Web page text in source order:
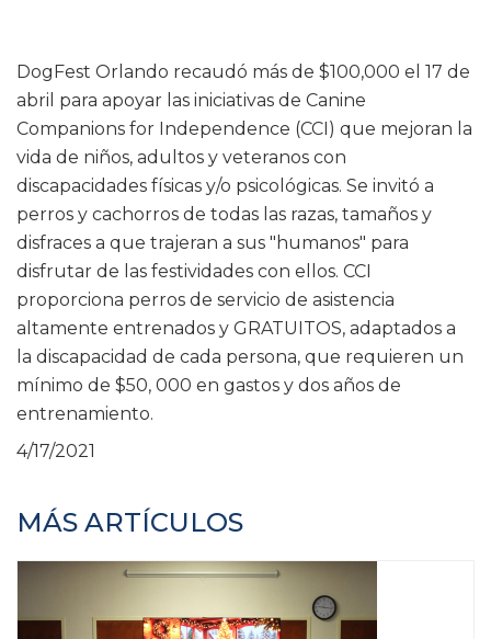
DogFest Orlando recaudó más de $100,000 el 17 de
abril para apoyar las iniciativas de Canine
Companions for Independence (CCI) que mejoran la
vida de niños, adultos y veteranos con
discapacidades físicas y/o psicológicas. Se invitó a
perros y cachorros de todas las razas, tamaños y
disfraces a que trajeran a sus "humanos" para
disfrutar de las festividades con ellos. CCI
proporciona perros de servicio de asistencia
altamente entrenados y GRATUITOS, adaptados a
la discapacidad de cada persona, que requieren un
mínimo de $50, 000 en gastos y dos años de
entrenamiento.
4/17/2021
MÁS ARTÍCULOS